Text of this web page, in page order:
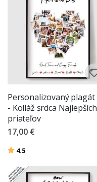
Personalizovaný plagát
- Kolláž srdca Najlepších
priateľov
17,00 €
Hodnotenie:
4.5